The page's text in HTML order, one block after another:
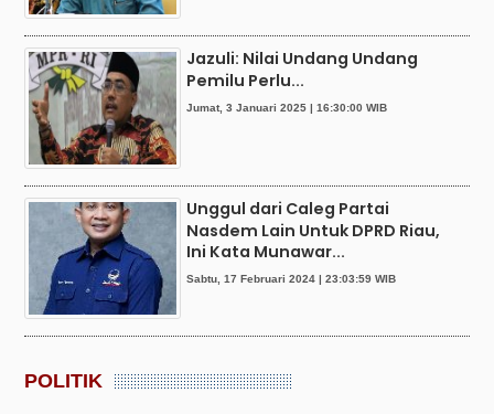
Jazuli: Nilai Undang Undang
Pemilu Perlu...
Jumat, 3 Januari 2025 | 16:30:00 WIB
Unggul dari Caleg Partai
Nasdem Lain Untuk DPRD Riau,
Ini Kata Munawar...
Sabtu, 17 Februari 2024 | 23:03:59 WIB
POLITIK